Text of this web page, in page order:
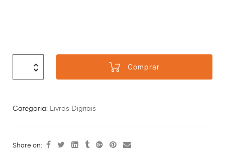
Comprar
Categoria: Livros Digitais
Share on: